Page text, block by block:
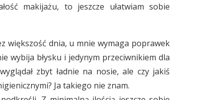
makijażu, to jeszcze ułatwiam sobie
większość dnia, u mnie wymaga poprawek
wybija błysku i jedynym przeciwnikiem dla
zbyt ładnie na nosie, ale czy jakiś
Ja takiego nie znam.